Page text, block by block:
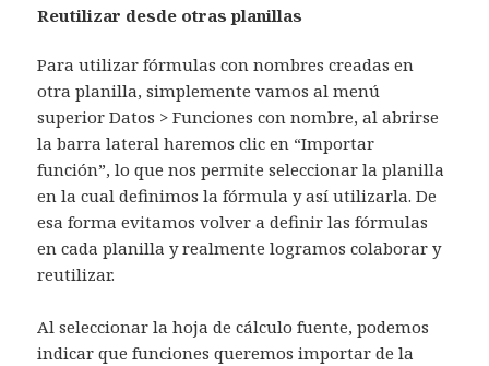
Reutilizar desde otras planillas
Para utilizar fórmulas con nombres creadas en
otra planilla, simplemente vamos al menú
superior Datos > Funciones con nombre, al abrirse
la barra lateral haremos clic en “Importar
función”, lo que nos permite seleccionar la planilla
en la cual definimos la fórmula y así utilizarla. De
esa forma evitamos volver a definir las fórmulas
en cada planilla y realmente logramos colaborar y
reutilizar.
Al seleccionar la hoja de cálculo fuente, podemos
indicar que funciones queremos importar de la